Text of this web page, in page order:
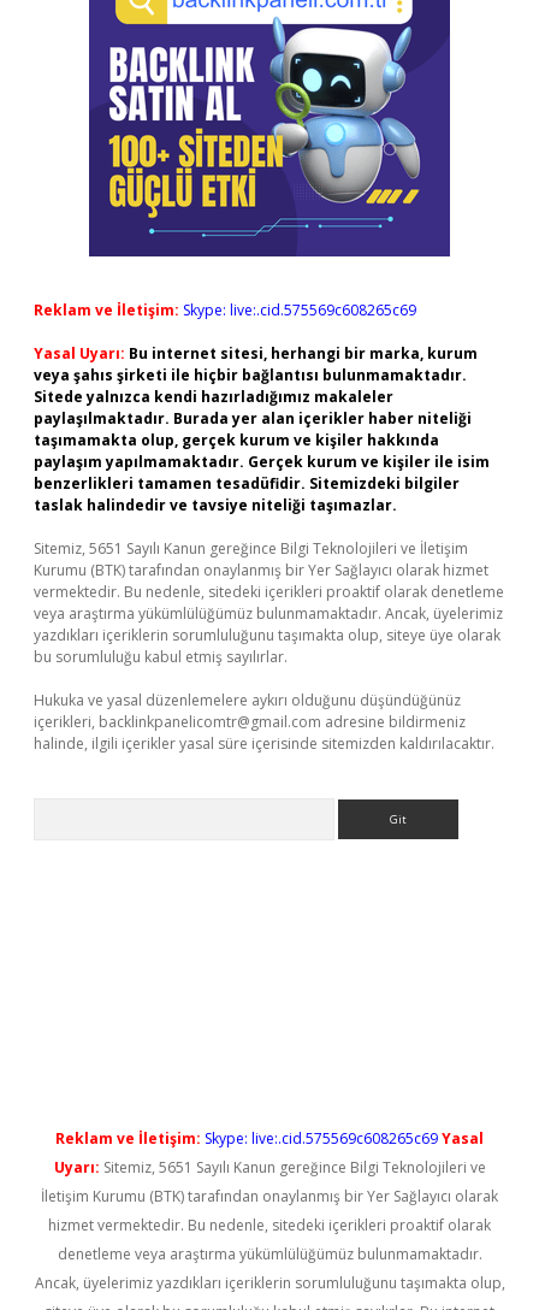
Reklam ve İletişim: Skype: live:.cid.575569c608265c69
Yasal Uyarı: Bu internet sitesi, herhangi bir marka, kurum
veya şahıs şirketi ile hiçbir bağlantısı bulunmamaktadır.
Sitede yalnızca kendi hazırladığımız makaleler
paylaşılmaktadır. Burada yer alan içerikler haber niteliği
taşımamakta olup, gerçek kurum ve kişiler hakkında
paylaşım yapılmamaktadır. Gerçek kurum ve kişiler ile isim
benzerlikleri tamamen tesadüfidir. Sitemizdeki bilgiler
taslak halindedir ve tavsiye niteliği taşımazlar.
Sitemiz, 5651 Sayılı Kanun gereğince Bilgi Teknolojileri ve İletişim
Kurumu (BTK) tarafından onaylanmış bir Yer Sağlayıcı olarak hizmet
vermektedir. Bu nedenle, sitedeki içerikleri proaktif olarak denetleme
veya araştırma yükümlülüğümüz bulunmamaktadır. Ancak, üyelerimiz
yazdıkları içeriklerin sorumluluğunu taşımakta olup, siteye üye olarak
bu sorumluluğu kabul etmiş sayılırlar.
Hukuka ve yasal düzenlemelere aykırı olduğunu düşündüğünüz
içerikleri, backlinkpanelicomtr@gmail.com adresine bildirmeniz
halinde, ilgili içerikler yasal süre içerisinde sitemizden kaldırılacaktır.
Reklam ve İletişim: Skype: live:.cid.575569c608265c69Yasal
Uyarı: Sitemiz, 5651 Sayılı Kanun gereğince Bilgi Teknolojileri ve
İletişim Kurumu (BTK) tarafından onaylanmış bir Yer Sağlayıcı olarak
hizmet vermektedir. Bu nedenle, sitedeki içerikleri proaktif olarak
denetleme veya araştırma yükümlülüğümüz bulunmamaktadır.
Ancak, üyelerimiz yazdıkları içeriklerin sorumluluğunu taşımakta olup,